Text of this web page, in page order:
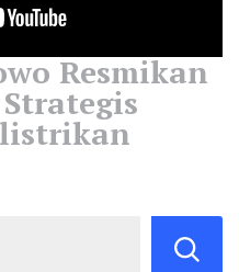
Resmikan